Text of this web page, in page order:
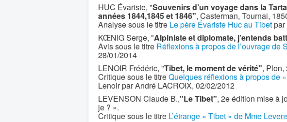
HUC Évariste, "Souvenirs d’un voyage dans la
années 1844,1845 et 1846", Casterman, Tournai,
Analyse sous le titre Le père Évariste Huc au Tibet
KŒNIG Serge, "Alpiniste et diplomate, j’entends
Avis sous le titre Réflexions à propos de l’ouvrage de
28/01/2014
LENOIR Frédéric, "Tibet, le moment de vérité", Plon,
Critique sous le titreQuelques réflexions à propos de
Lenoir par André LACROIX, 02/02/2012
LEVENSON Claude B.,"Le Tibet", 2e édition mise à
je ? ».
Critique sous le titre L’étrange « Tibet » de Mme